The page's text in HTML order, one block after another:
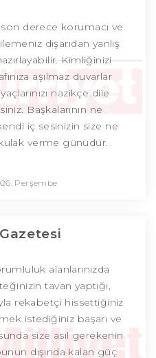
derece korumacı ve
dışarıdan yanlış
Kimliğinizi
aşılmaz duvarlar
nazikçe dile
Başkalarının ne
iç sesinizin size ne
verme günüdür.
Perşembe
alanlarınızda
tavan yaptığı,
rekabetçi hissettiğiniz
istediğiniz başarı ve
size asıl gerekenin
dışında kalan güç